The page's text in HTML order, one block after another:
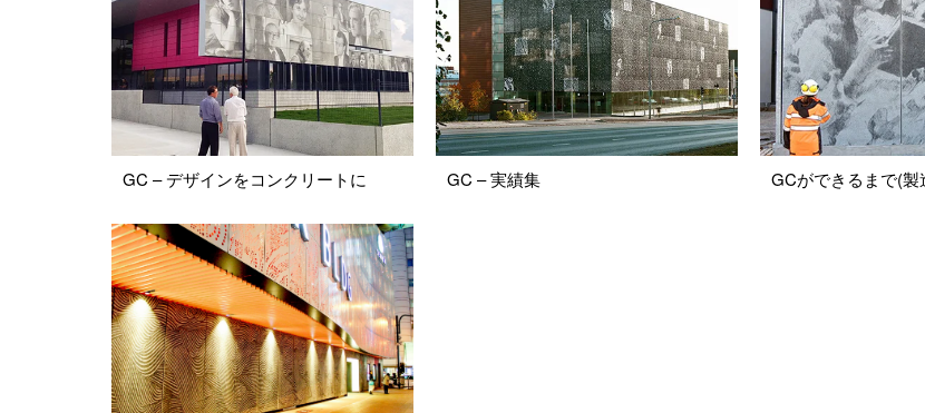
GC – デザインをコンクリートに GC – 実績集 GCができるまで(